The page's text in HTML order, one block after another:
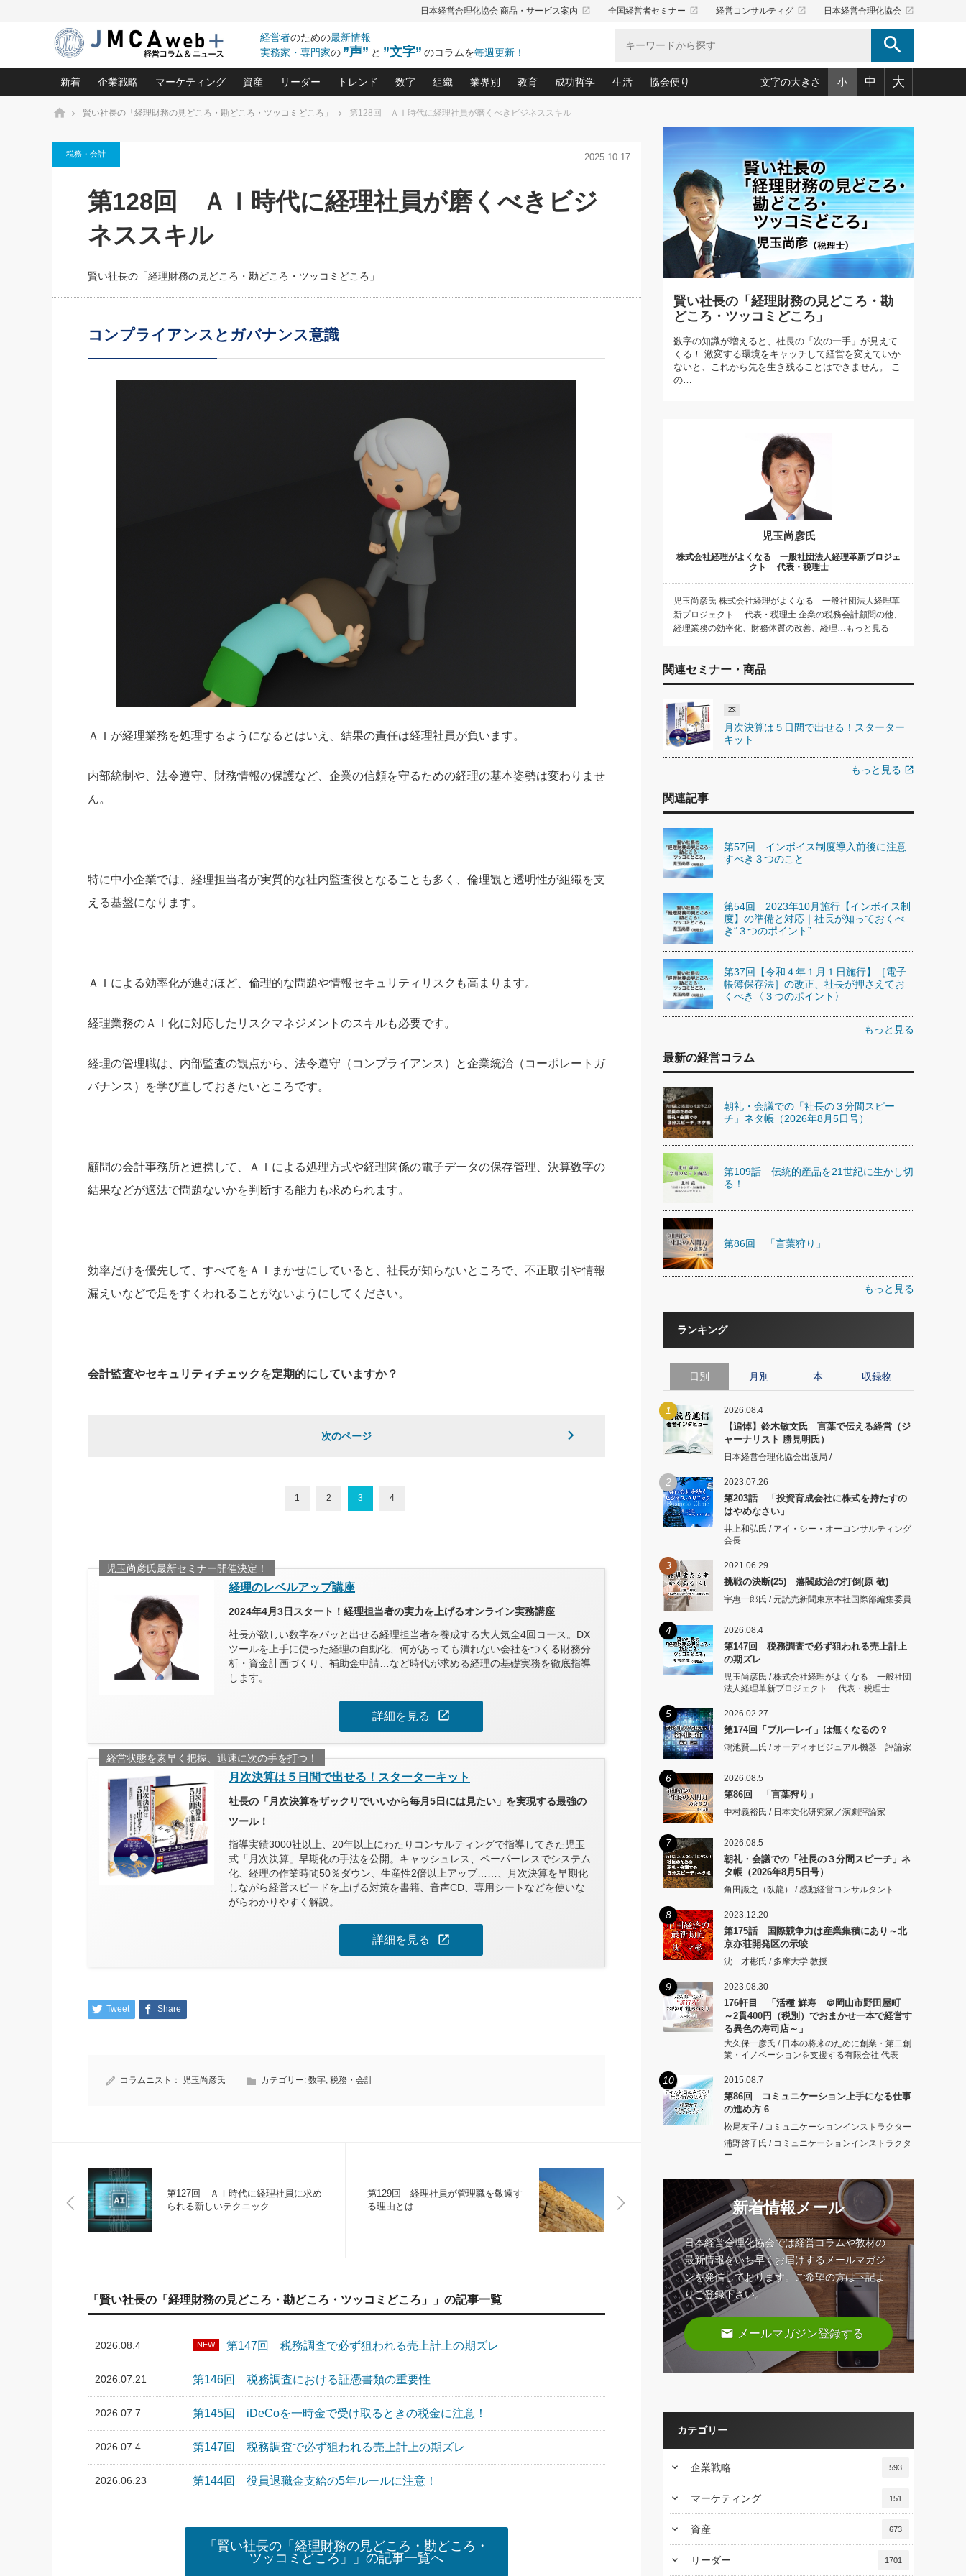
日本経営合理化協会 商品・サービス案内 launch 全国経営者セミナー launch 経営コンサルティグ launch 日本経営合理化協会 launch
経営者のための最新情報
実務家・専門家の ”声” と ”文字” のコラムを毎週更新！ search
新着
朝礼・会議での「社長の３分間
スピーチ」ネタ帳（2026年8月5
日号）
2026.08.5
に生かし切る！
2026.08.5 2026.08.5
【追悼】鈴木敏文氏 言葉で伝
える経営（ジャーナリスト 勝
見明氏）
もっとみる
企業戦略
中小企業の「１位づくり」戦略(96)
利益を最大化する「業務改善」横田尚哉氏(5)
強い会社を築く ビジネス・クリニック(240)
日本レーザー「人を大切にしながら利益を上げる経営」の極意
武器としてのM&A入門(3)
社長のための“儲かる通販”戦略視点(151)
継続経営 百話百行(85)
マーケティング
ロングセラーの玉手箱(9)
大復活＆快進撃！ユニバーサルスタジオジャパンの成功要因と
は(5)
資産
中国経済の最新動向(204)
事業承継の前に、決めておきたい、知っておきたい、やってお
深読み企業分析(152)
リーダー
ピョートル・F・グジバチの『経営戦略の新常識』(12)
楠木建の「経営知になる考え方」(57)
次もあなたにお願いしたいと思われる「一流の仕事術」(28)
社長の右腕をつくる 人と組織を動かす(200)
トレンド
北村森の「今月のヒット商品」(109)
数字
会社を守り抜くための緊急対策(100)
強い決算書の会社はココが違う！(36)
組織
職場の生産性を下げるハラスメントの予防策(10)
賃金決定の定石(68)
顧客・社員・社会から支持される「ウェルビーイング経営入
業界別
大久保一彦の“流行る”お店の仕組みづくり(210)
柿内幸夫─社長のための現場改善(174)
教育
あなただからお願いしたいと思われる 気配りの達人(127)
クレーム対応 実践マニュアル(92)
クレーム対応の新知識と新常識(57)
デキル社員に育てる！ 社員教育の決め手(203)
成功哲学
中国哲学に学ぶ 不況は会社守成の好機(38)
令和時代の「社長の人間力の磨き方」(86)
先人の名句名言の教え 東洋思想に学ぶ経営学(132)
渡部昇一の「日本の指導者たち」(32)
経営に活かす“十八史略”(30)
生活
おのころ心平の ──社長のための「か・ら・だマネジメント」
(50)
デジタルＡＶを味方に！新・仕事術(180)
リーダー脳の鍛え方(32)
ワインを楽しむ基礎レッスン(12)
必読！社長が読むべき今月の4冊(88)
眼と耳で楽しむ読書術(162)
社長の「氣」(30)
米国スポーツ・ビジネスに学ぶ心理学(98)
高橋一喜の『これぞ！"本物の温泉"』(157)
協会便り
「愛読者通信」著者インタビュー(44)
ビジネス見聞録 経営ニュース(100)
作間信司の経営無形庵(けいえいむぎょうあん)(166)
経営セミナー情報局(1)
繁栄への着眼点 牟田太陽(76)
講話を聞いて学ぼう 実学・耳学・磨く「ミミガク」のすすめ
文字の大きさ 小 中 大
ホーム 賢い社長の「経理財務の見どころ・勘どころ・ツッコミどころ」 第128回 ＡＩ時代に経理社員が磨くべきビジネススキル
税務・会計 2025.10.17
第128回 ＡＩ時代に経理社員が磨くべきビジ
ネススキル
賢い社長の「経理財務の見どころ・勘どころ・ツッコミどころ」
コンプライアンスとガバナンス意識
ＡＩが経理業務を処理するようになるとはいえ、結果の責任は経理社員が負います。
内部統制や、法令遵守、財務情報の保護など、企業の信頼を守るための経理の基本姿勢は変わりませ
ん。
特に中小企業では、経理担当者が実質的な社内監査役となることも多く、倫理観と透明性が組織を支
える基盤になります。
ＡＩによる効率化が進むほど、倫理的な問題や情報セキュリティリスクも高まります。
経理業務のＡＩ化に対応したリスクマネジメントのスキルも必要です。
経理の管理職は、内部監査の観点から、法令遵守（コンプライアンス）と企業統治（コーポレートガ
バナンス）を学び直しておきたいところです。
顧問の会計事務所と連携して、ＡＩによる処理方式や経理関係の電子データの保存管理、決算数字の
結果などが適法で問題ないかを判断する能力も求められます。
効率だけを優先して、すべてをＡＩまかせにしていると、社長が知らないところで、不正取引や情報
漏えいなどで足をすくわれることがないようにしてください。
会計監査やセキュリティチェックを定期的にしていますか？
次のページ
1 2 3 4
児玉尚彦氏最新セミナー開催決定！
経理のレベルアップ講座
2024年4月3日スタート！経理担当者の実力を上げるオンライン実務講座
社長が欲しい数字をパッと出せる経理担当者を養成する大人気全4回コース。DX
ツールを上手に使った経理の自動化、何があっても潰れない会社をつくる財務分
析・資金計画づくり、補助金申請…など時代が求める経理の基礎実務を徹底指導
します。
詳細を見る open_in_new
経営状態を素早く把握、迅速に次の手を打つ！
月次決算は５日間で出せる！スターターキット
社長の「月次決算をザックリでいいから毎月5日には見たい」を実現する最強の
ツール！
指導実績3000社以上、20年以上にわたりコンサルティングで指導してきた児玉
式「月次決算」早期化の手法を公開。キャッシュレス、ペーパーレスでシステム
化、経理の作業時間50％ダウン、生産性2倍以上アップ……、月次決算を早期化
しながら経営スピードを上げる対策を書籍、音声CD、専用シートなどを使いな
がらわかりやすく解説。
詳細を見る open_in_new
Tweet Share
コラムニスト： 児玉尚彦氏 カテゴリー: 数字, 税務・会計
第127回 ＡＩ時代に経理社員に求め
られる新しいテクニック
第129回 経理社員が管理職を敬遠す
る理由とは
「賢い社長の「経理財務の見どころ・勘どころ・ツッコミどころ」」の記事一覧
2026.08.4 NEW 第147回 税務調査で必ず狙われる売上計上の期ズレ
2026.07.21 第146回 税務調査における証憑書類の重要性
2026.07.7 第145回 iDeCoを一時金で受け取るときの税金に注意！
2026.07.4 第147回 税務調査で必ず狙われる売上計上の期ズレ
2026.06.23 第144回 役員退職金支給の5年ルールに注意！
「賢い社長の「経理財務の見どころ・勘どころ・
ツッコミどころ」」の記事一覧へ
賢い社長の「経理財務の見どころ・勘
どころ・ツッコミどころ」
数字の知識が増えると、社長の「次の一手」が見えて
くる！ 激変する環境をキャッチして経営を変えていか
ないと、これから先を生き残ることはできません。 こ
の…
児玉尚彦氏
株式会社経理がよくなる 一般社団法人経理革新プロジェ
クト 代表・税理士
児玉尚彦氏 株式会社経理がよくなる 一般社団法人経理革
新プロジェクト 代表・税理士 企業の税務会計顧問の他、
経理業務の効率化、財務体質の改善、経理…もっと見る
関連セミナー・商品
本
月次決算は５日間で出せる！スターター
キット
もっと見る open_in_new
関連記事
第57回 インボイス制度導入前後に注意
すべき３つのこと
第54回 2023年10月施行【インボイス制
度】の準備と対応｜社長が知っておくべ
き“３つのポイント”
第37回【令和４年１月１日施行】［電子
帳簿保存法］の改正、社長が押さえてお
くべき〈３つのポイント〉
もっと見る
最新の経営コラム
朝礼・会議での「社長の３分間スピー
チ」ネタ帳（2026年8月5日号）
第109話 伝統的産品を21世紀に生かし切
る！
第86回 「言葉狩り」
もっと見る
ランキング
日別 月別 本 収録物
1 2026.08.4
【追悼】鈴木敏文氏 言葉で伝える経営（ジ
ャーナリスト 勝見明氏）
日本経営合理化協会出版局 /
2 2023.07.26
第203話 「投資育成会社に株式を持たすの
はやめなさい」
井上和弘氏 / アイ・シー・オーコンサルティング
会長
3 2021.06.29
挑戦の決断(25) 藩閥政治の打倒(原 敬)
宇惠一郎氏 / 元読売新聞東京本社国際部編集委員
4 2026.08.4
第147回 税務調査で必ず狙われる売上計上
の期ズレ
児玉尚彦氏 / 株式会社経理がよくなる 一般社団
法人経理革新プロジェクト 代表・税理士
5 2026.02.27
第174回「ブルーレイ」は無くなるの？
鴻池賢三氏 / オーディオビジュアル機器 評論家
6 2026.08.5
第86回 「言葉狩り」
中村義裕氏 / 日本文化研究家／演劇評論家
7 2026.08.5
朝礼・会議での「社長の３分間スピーチ」ネ
タ帳（2026年8月5日号）
角田識之（臥龍） / 感動経営コンサルタント
8 2023.12.20
第175話 国際競争力は産業集積にあり～北
京亦荘開発区の示唆
沈 才彬氏 / 多摩大学 教授
9 2023.08.30
176軒目 「活種 鮮寿 ＠岡山市野田屋町
～2貫400円（税別）でおまかせ一本で経営す
る異色の寿司店～」
大久保一彦氏 / 日本の将来のために創業・第二創
業・イノベーションを支援する有限会社 代表
10 2015.08.7
第86回 コミュニケーション上手になる仕事
の進め方 6
松尾友子 / コミュニケーションインストラクター
浦野啓子氏 / コミュニケーションインストラクタ
ー
新着情報メール
日本経営合理化協会では経営コラムや教材の
最新情報をいち早くお届けするメールマガジ
ンを発信しております。ご希望の方は下記よ
りご登録下さい。
email メールマガジン登録する
カテゴリー
keyboard_arrow_down 企業戦略 593
keyboard_arrow_down マーケティング 151
keyboard_arrow_down 資産 673
keyboard_arrow_down リーダー 1701